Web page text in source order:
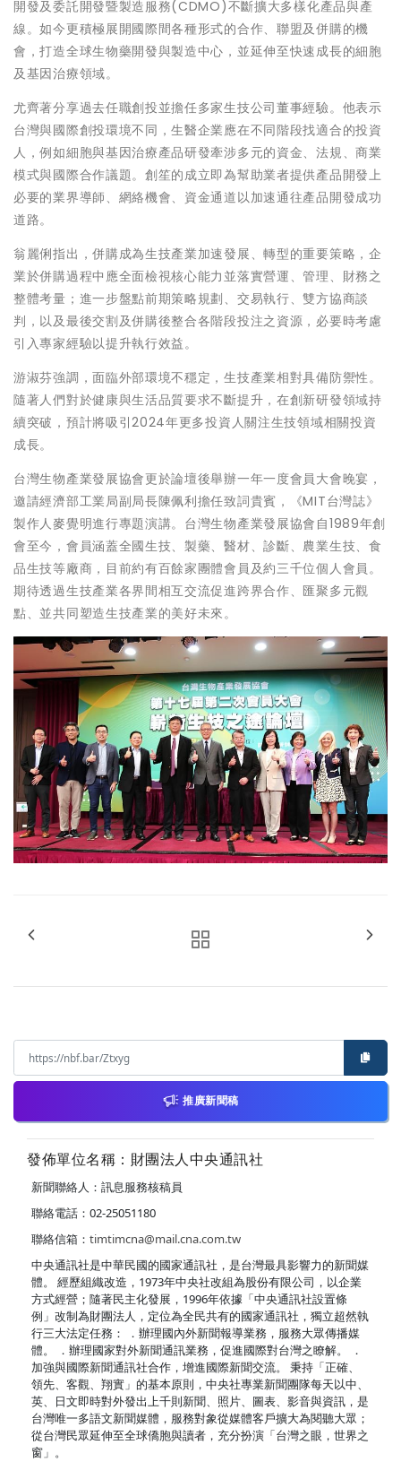
開發及委託開發暨製造服務(CDMO)不斷擴大多樣化產品與產
線。如今更積極展開國際間各種形式的合作、聯盟及併購的機
會，打造全球生物藥開發與製造中心，並延伸至快速成長的細胞
及基因治療領域。
尤齊著分享過去任職創投並擔任多家生技公司董事經驗。他表示
台灣與國際創投環境不同，生醫企業應在不同階段找適合的投資
人，例如細胞與基因治療產品研發牽涉多元的資金、法規、商業
模式與國際合作議題。創笙的成立即為幫助業者提供產品開發上
必要的業界導師、網絡機會、資金通道以加速通往產品開發成功
道路。
翁麗俐指出，併購成為生技產業加速發展、轉型的重要策略，企
業於併購過程中應全面檢視核心能力並落實營運、管理、財務之
整體考量；進一步盤點前期策略規劃、交易執行、雙方協商談
判，以及最後交割及併購後整合各階段投注之資源，必要時考慮
引入專家經驗以提升執行效益。
游淑芬強調，面臨外部環境不穩定，生技產業相對具備防禦性。
隨著人們對於健康與生活品質要求不斷提升，在創新研發領域持
續突破，預計將吸引2024年更多投資人關注生技領域相關投資
成長。
台灣生物產業發展協會更於論壇後舉辦一年一度會員大會晚宴，
邀請經濟部工業局副局長陳佩利擔任致詞貴賓，《MIT台灣誌》
製作人麥覺明進行專題演講。台灣生物產業發展協會自1989年創
會至今，會員涵蓋全國生技、製藥、醫材、診斷、農業生技、食
品生技等廠商，目前約有百餘家團體會員及約三千位個人會員。
期待透過生技產業各界間相互交流促進跨界合作、匯聚多元觀
點、並共同塑造生技產業的美好未來。
推廣新聞稿
發佈單位名稱：財團法人中央通訊社
新聞聯絡人：訊息服務核稿員
聯絡電話：02-25051180
聯絡信箱： timtimcna@mail.cna.com.tw
中央通訊社是中華民國的國家通訊社，是台灣最具影響力的新聞媒
體。 經歷組織改造，1973年中央社改組為股份有限公司，以企業
方式經營；隨著民主化發展，1996年依據「中央通訊社設置條
例」改制為財團法人，定位為全民共有的國家通訊社，獨立超然執
行三大法定任務： ．辦理國內外新聞報導業務，服務大眾傳播媒
體。 ．辦理國家對外新聞通訊業務，促進國際對台灣之瞭解。 ．
加強與國際新聞通訊社合作，增進國際新聞交流。 秉持「正確、
領先、客觀、翔實」的基本原則，中央社專業新聞團隊每天以中、
英、日文即時對外發出上千則新聞、照片、圖表、影音與資訊，是
台灣唯一多語文新聞媒體，服務對象從媒體客戶擴大為閱聽大眾；
從台灣民眾延伸至全球僑胞與讀者，充分扮演「台灣之眼，世界之
窗」。